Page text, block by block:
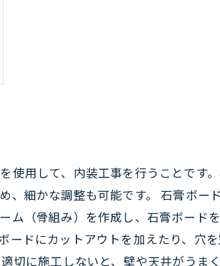
使用して、内装工事を行うことです
、細かな調整も可能です。 石膏ボー
ム（骨組み）を作成し、石膏ボード
ードにカットアウトを加えたり、穴
切に施工しないと、壁や天井がうま